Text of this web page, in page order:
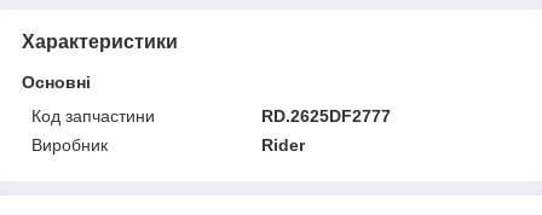
Характеристики
Основні
Код запчастини
RD.2625DF2777
Виробник
Rider